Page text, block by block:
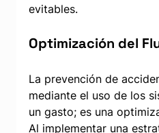
evitables.
Optimización del
La prevención de
mediante el uso de los
un gasto; es una
Al implementar una